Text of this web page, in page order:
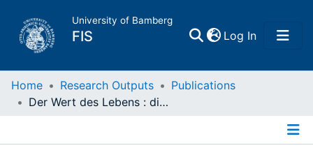
University of Bamberg
FIS Log In(current)
Home
Home Research Outputs
Publications
Der Wert des Lebens : die Diakonie als Ernstfall christlichen Lebens